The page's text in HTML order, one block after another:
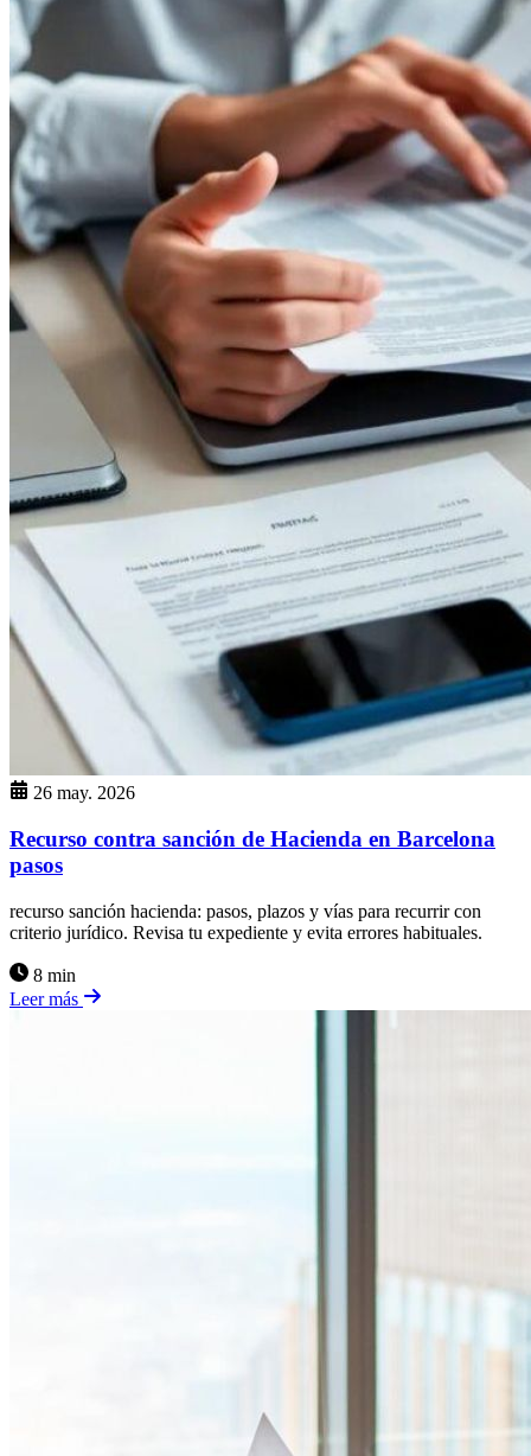
26 may. 2026
Recurso contra sanción de Hacienda en Barcelona
pasos
recurso sanción hacienda: pasos, plazos y vías para recurrir con
criterio jurídico. Revisa tu expediente y evita errores habituales.
8 min
Leer más